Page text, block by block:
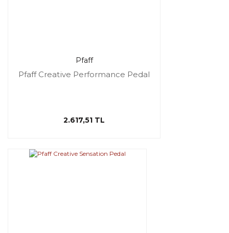
Pfaff
Pfaff Creative Performance Pedal
2.617,51 TL